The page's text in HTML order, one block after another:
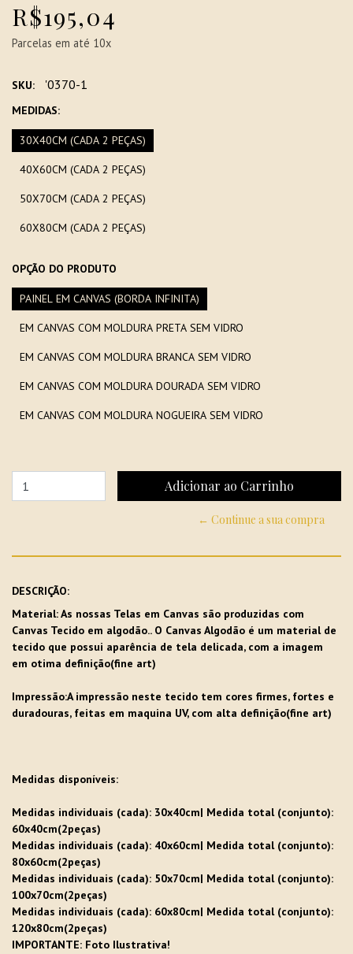
R$195,04
Parcelas em até 10x
SKU: '0370-1
MEDIDAS:
30X40CM (CADA 2 PEÇAS)
40X60CM (CADA 2 PEÇAS)
50X70CM (CADA 2 PEÇAS)
60X80CM (CADA 2 PEÇAS)
OPÇÃO DO PRODUTO
PAINEL EM CANVAS (BORDA INFINITA)
EM CANVAS COM MOLDURA PRETA SEM VIDRO
EM CANVAS COM MOLDURA BRANCA SEM VIDRO
EM CANVAS COM MOLDURA DOURADA SEM VIDRO
EM CANVAS COM MOLDURA NOGUEIRA SEM VIDRO
← Continue a sua compra
DESCRIÇÃO:
Material: As nossas Telas em Canvas são produzidas com
Canvas Tecido em algodão.. O Canvas Algodão é um material de
tecido que possui aparência de tela delicada, com a imagem
em otima definição(fine art)
Impressão:A impressão neste tecido tem cores firmes, fortes e
duradouras, feitas em maquina UV, com alta definição(fine art)
Medidas disponíveis:
Medidas individuais (cada): 30x40cm| Medida total (conjunto):
60x40cm(2peças)
Medidas individuais (cada): 40x60cm| Medida total (conjunto):
80x60cm(2peças)
Medidas individuais (cada): 50x70cm| Medida total (conjunto):
100x70cm(2peças)
Medidas individuais (cada): 60x80cm| Medida total (conjunto):
120x80cm(2peças)
IMPORTANTE: Foto Ilustrativa!